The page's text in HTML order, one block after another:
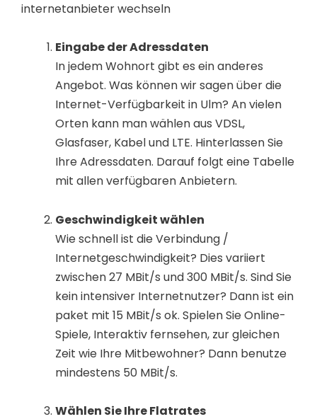
internetanbieter wechseln
Eingabe der Adressdaten
In jedem Wohnort gibt es ein anderes
Angebot. Was können wir sagen über die
Internet-Verfügbarkeit in Ulm? An vielen
Orten kann man wählen aus VDSL,
Glasfaser, Kabel und LTE. Hinterlassen Sie
Ihre Adressdaten. Darauf folgt eine Tabelle
mit allen verfügbaren Anbietern.
Geschwindigkeit wählen
Wie schnell ist die Verbindung /
Internetgeschwindigkeit? Dies variiert
zwischen 27 MBit/s und 300 MBit/s. Sind Sie
kein intensiver Internetnutzer? Dann ist ein
paket mit 15 MBit/s ok. Spielen Sie Online-
Spiele, Interaktiv fernsehen, zur gleichen
Zeit wie Ihre Mitbewohner? Dann benutze
mindestens 50 MBit/s.
Wählen Sie Ihre Flatrates